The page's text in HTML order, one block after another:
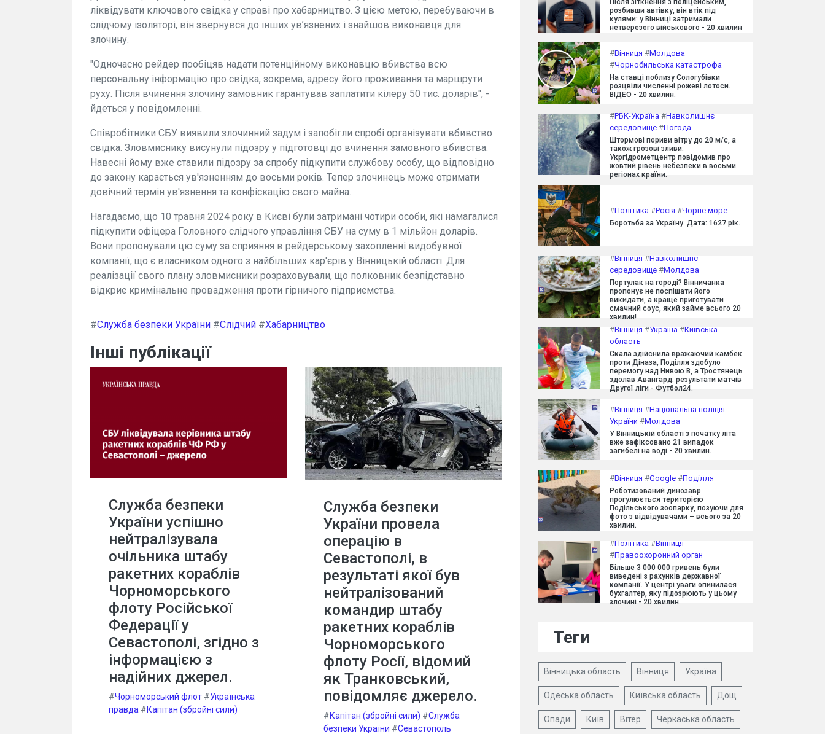
ліквідувати ключового свідка у справі про хабарництво. З цією метою, перебуваючи в
слідчому ізоляторі, він звернувся до інших ув’язнених і знайшов виконавця для
злочину.
"Одночасно рейдер пообіцяв надати потенційному виконавцю вбивства всю
персональну інформацію про свідка, зокрема, адресу його проживання та маршрути
руху. Після вчинення злочину замовник гарантував заплатити кілеру 50 тис. доларів", -
йдеться у повідомленні.
Співробітники СБУ виявили злочинний задум і запобігли спробі організувати вбивство
свідка. Зловмиснику висунули підозру у підготовці до вчинення замовного вбивства.
Навесні йому вже ставили підозру за спробу підкупити службову особу, що відповідно
до закону карається ув'язненням до восьми років. Тепер злочинець може отримати
довічний термін ув'язнення та конфіскацію свого майна.
Нагадаємо, що 10 травня 2024 року в Києві були затримані чотири особи, які намагалися
підкупити офіцера Головного слідчого управління СБУ на суму в 1 мільйон доларів.
Вони пропонували цю суму за сприяння в рейдерському захопленні видобувної
компанії, що є власником одного з найбільших кар'єрів у Вінницькій області. Для
реалізації свого плану зловмисники розраховували, що полковник безпідставно
відкриє кримінальне провадження проти гірничого підприємства.
#Служба безпеки України #Слідчий #Хабарництво
Інші публікації
Служба безпеки
України успішно
нейтралізувала
очільника штабу
ракетних кораблів
Чорноморського
флоту Російської
Федерації у
Севастополі, згідно з
інформацією з
надійних джерел.
#Чорноморський флот #Українська
правда #Капітан (збройні сили)
Служба безпеки
України провела
операцію в
Севастополі, в
результаті якої був
нейтралізований
командир штабу
ракетних кораблів
Чорноморського
флоту Росії, відомий
як Транковський,
повідомляє джерело.
#Капітан (збройні сили) #Служба
безпеки України #Севастополь
Після зіткнення з поліцейським,
розбивши автівку, він втік під
кулями: у Вінниці затримали
нетверезого військового - 20 хвилин
#Вінниця #Молдова
#Чорнобильська катастрофа
На ставці поблизу Сологубівки
розцвіли численні рожеві лотоси.
ВІДЕО - 20 хвилин.
#РБК-Україна #Навколишнє
середовище #Погода
Штормові пориви вітру до 20 м/с, а
також грозові зливи:
Укргідрометцентр повідомив про
жовтий рівень небезпеки в восьми
регіонах країни.
#Політика #Росія #Чорне море
Боротьба за Україну. Дата: 1627 рік.
#Вінниця #Навколишнє
середовище #Молдова
Портулак на городі? Вінничанка
пропонує не поспішати його
викидати, а краще приготувати
смачний соус, який займе всього 20
хвилин!
#Вінниця #Україна #Київська
область
Скала здійснила вражаючий камбек
проти Діназа, Поділля здобуло
перемогу над Нивою В, а Тростянець
здолав Авангард: результати матчів
Другої ліги - Футбол24.
#Вінниця #Національна поліція
України #Молдова
У Вінницькій області з початку літа
вже зафіксовано 21 випадок
загибелі на воді - 20 хвилин.
#Вінниця #Google #Поділля
Роботизований динозавр
прогулюється територією
Подільського зоопарку, позуючи для
фото з відвідувачами – всього за 20
хвилин.
#Політика #Вінниця
#Правоохоронний орган
Більше 3 000 000 гривень були
виведені з рахунків державної
компанії. У центрі уваги опинилася
бухгалтер, яку підозрюють у цьому
злочині - 20 хвилин.
Теги
Вінницька область Вінниця Україна
Одеська область Київська область Дощ
Опади Київ Вітер Черкаська область